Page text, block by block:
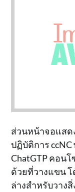
ส่วนหน้าจอแสด
ปฏิบัติการ
ChatGTP คอน
ด้วยที่วางแขน โ
ล่างสำหรับวาง